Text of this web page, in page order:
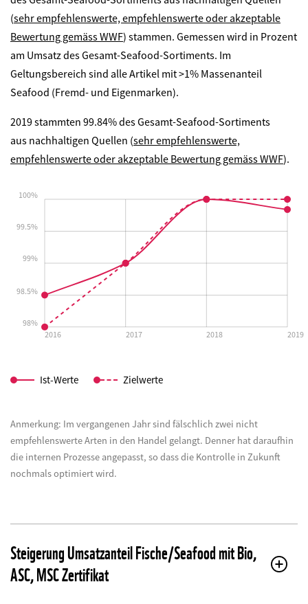
(sehr empfehlenswerte, empfehlenswerte oder akzeptable
Bewertung gemäss WWF) stammen. Gemessen wird in Prozent
am Umsatz des Gesamt-Seafood-Sortiments. Im
Geltungsbereich sind alle Artikel mit >1% Massenanteil
Seafood (Fremd- und Eigenmarken).
2019 stammten 99.84% des Gesamt-Seafood-Sortiments
aus nachhaltigen Quellen (sehr empfehlenswerte,
empfehlenswerte oder akzeptable Bewertung gemäss WWF).
2016 2017 2018 2019
98%
98.5%
99%
99.5%
100%
Ist-Werte Zielwerte
Anmerkung: Im vergangenen Jahr sind fälschlich zwei nicht
empfehlenswerte Arten in den Handel gelangt. Denner hat daraufhin
die internen Prozesse angepasst, so dass die Kontrolle in Zukunft
nochmals optimiert wird.
Steigerung Umsatzanteil Fische/Seafood mit Bio,
ASC, MSC Zertifikat